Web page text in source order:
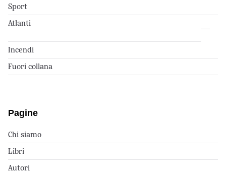
Sport
Atlanti
Incendi
Fuori collana
Pagine
Chi siamo
Libri
Autori